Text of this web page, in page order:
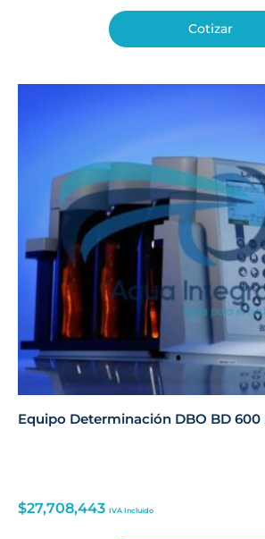
Cotizar
Equipo Determinación DBO BD
$27,708,443 IVA Incluido